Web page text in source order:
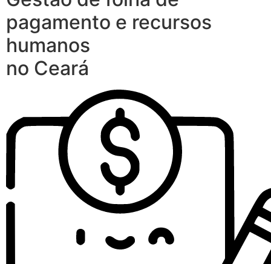
pagamento e recursos
humanos
no Ceará